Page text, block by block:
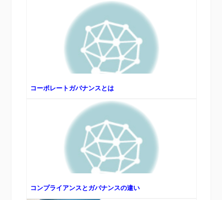
コーポレートガバナンスとは
コンプライアンスとガバナンスの違い